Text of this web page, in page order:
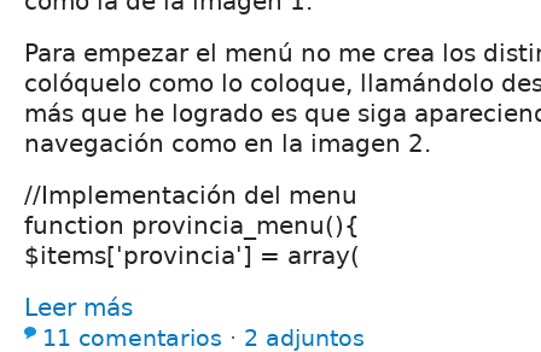
Para empezar el menú no me crea los
colóquelo como lo coloque, llamándolo
más que he logrado es que siga
navegación como en la imagen 2.
//Implementación del menu
function provincia_menu(){
$items['provincia'] = array(
Leer más
11 comentarios ⋅ 2 adjuntos